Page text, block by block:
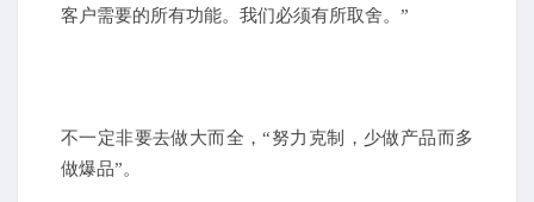
客户需要的所有功能。我们必须有所取舍。”
不一定非要去做大而全，“努力克制，少做产品而多
做爆品”。